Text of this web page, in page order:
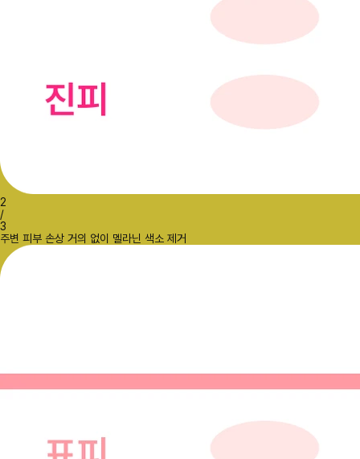
2
/
3
주변 피부 손상 거의 없이 멜라닌 색소 제거